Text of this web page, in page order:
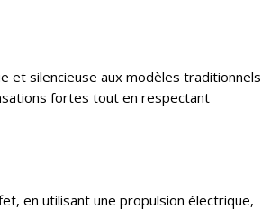
et silencieuse aux modèles traditionnels
fortes tout en respectant
en utilisant une propulsion électrique,